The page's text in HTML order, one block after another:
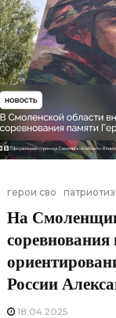
герои сво
На
России
18.04.2025